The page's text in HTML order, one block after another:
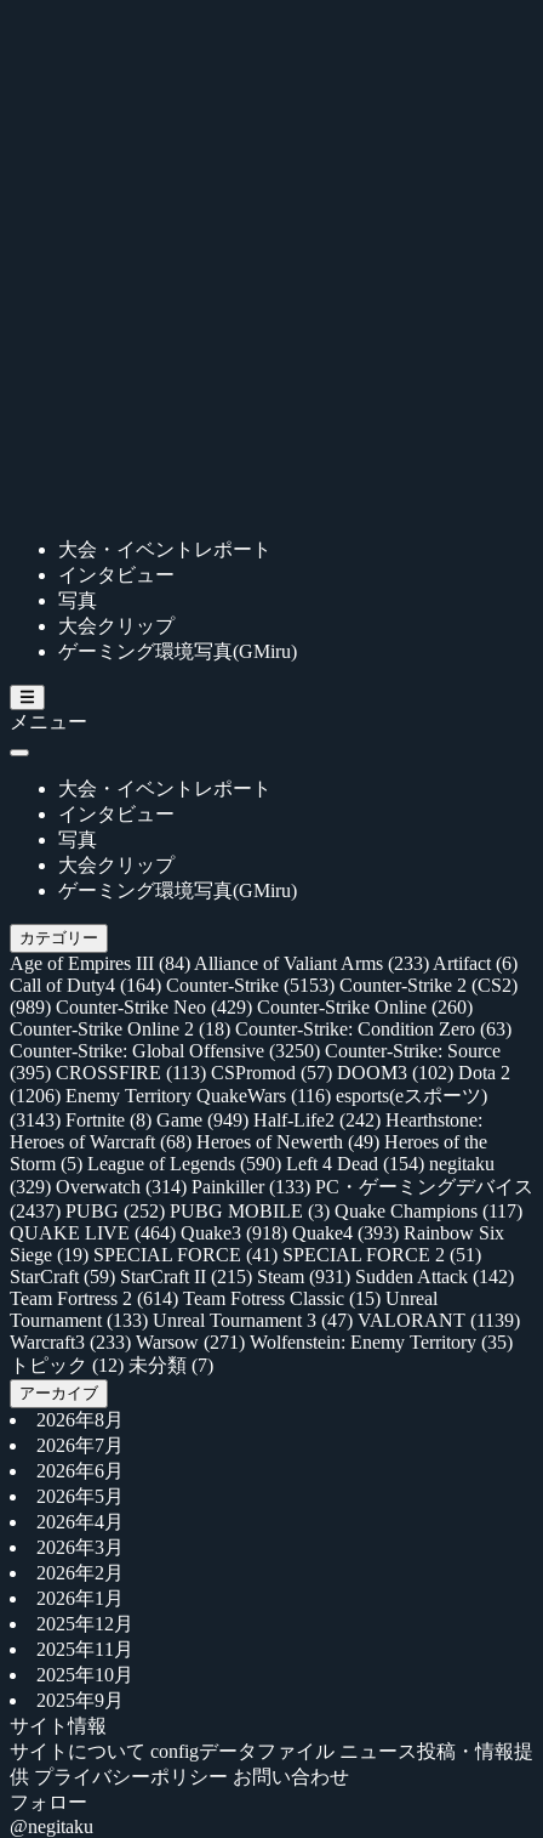
大会・イベントレポート
インタビュー
写真
大会クリップ
ゲーミング環境写真(GMiru)
メニュー
大会・イベントレポート
インタビュー
写真
大会クリップ
ゲーミング環境写真(GMiru)
カテゴリー
Age of Empires III (84) Alliance of Valiant Arms (233) Artifact (6)
Call of Duty4 (164) Counter-Strike (5153) Counter-Strike 2 (CS2)
(989) Counter-Strike Neo (429) Counter-Strike Online (260)
Counter-Strike Online 2 (18) Counter-Strike: Condition Zero (63)
Counter-Strike: Global Offensive (3250) Counter-Strike: Source
(395) CROSSFIRE (113) CSPromod (57) DOOM3 (102) Dota 2
(1206) Enemy Territory QuakeWars (116) esports(eスポーツ)
(3143) Fortnite (8) Game (949) Half-Life2 (242) Hearthstone:
Heroes of Warcraft (68) Heroes of Newerth (49) Heroes of the
Storm (5) League of Legends (590) Left 4 Dead (154) negitaku
(329) Overwatch (314) Painkiller(133) PC・ゲーミングデバイス
(2437) PUBG (252) PUBG MOBILE (3) Quake Champions (117)
QUAKE LIVE (464) Quake3 (918) Quake4 (393) Rainbow Six
Siege (19) SPECIAL FORCE (41) SPECIAL FORCE 2 (51)
StarCraft (59) StarCraft II (215) Steam (931) Sudden Attack (142)
Team Fortress 2 (614) Team Fotress Classic (15) Unreal
Tournament (133) Unreal Tournament 3 (47) VALORANT (1139)
Warcraft3 (233) Warsow (271) Wolfenstein: Enemy Territory (35)
トピック (12) 未分類 (7)
アーカイブ
2026年8月
2026年7月
2026年6月
2026年5月
2026年4月
2026年3月
2026年2月
2026年1月
2025年12月
2025年11月
2025年10月
2025年9月
サイト情報
サイトについて configデータファイル ニュース投稿・情報提
供 プライバシーポリシー お問い合わせ
フォロー
@negitaku